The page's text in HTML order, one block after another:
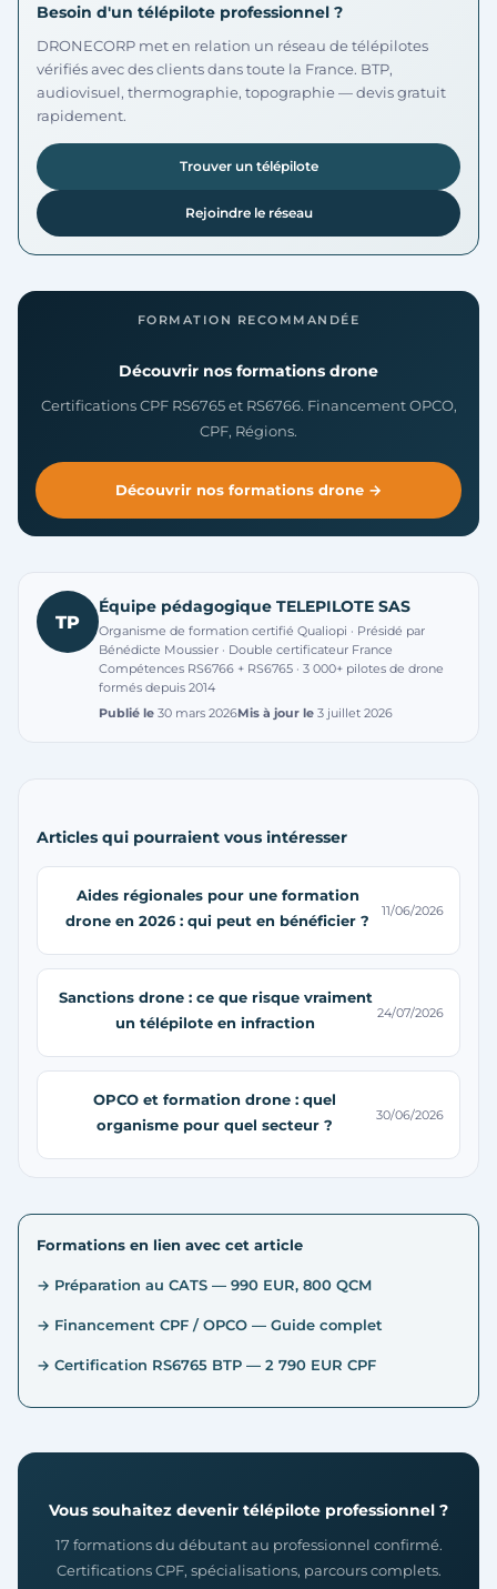
Besoin d'un télépilote professionnel ?
DRONECORP met en relation un réseau de télépilotes
vérifiés avec des clients dans toute la France. BTP,
audiovisuel, thermographie, topographie — devis gratuit
rapidement.
Trouver un télépilote
Rejoindre le réseau
FORMATION RECOMMANDÉE
Découvrir nos formations drone
Certifications CPF RS6765 et RS6766. Financement OPCO,
CPF, Régions.
Découvrir nos formations drone →
TP
Équipe pédagogique TELEPILOTE SAS
Organisme de formation certifié Qualiopi · Présidé par
Bénédicte Moussier · Double certificateur France
Compétences RS6766 + RS6765 · 3 000+ pilotes de drone
formés depuis 2014
Publié le 30 mars 2026Mis à jour le 3 juillet 2026
Articles qui pourraient vous intéresser
Aides régionales pour une formation
drone en 2026 : qui peut en bénéficier ?
11/06/2026
Sanctions drone : ce que risque vraiment
un télépilote en infraction
24/07/2026
OPCO et formation drone : quel
organisme pour quel secteur ?
30/06/2026
Formations en lien avec cet article
→ Préparation au CATS — 990 EUR, 800 QCM
→ Financement CPF / OPCO — Guide complet
→ Certification RS6765 BTP — 2 790 EUR CPF
Vous souhaitez devenir télépilote professionnel ?
17 formations du débutant au professionnel confirmé.
Certifications CPF, spécialisations, parcours complets.